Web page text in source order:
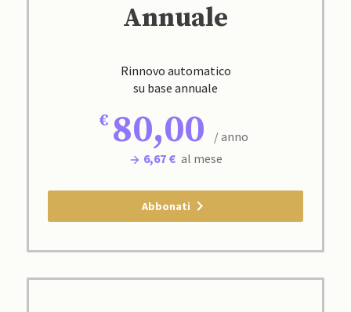
Annuale
Rinnovo automatico
su base annuale
80,00
/ anno
6,67 € al mese
Abbonati